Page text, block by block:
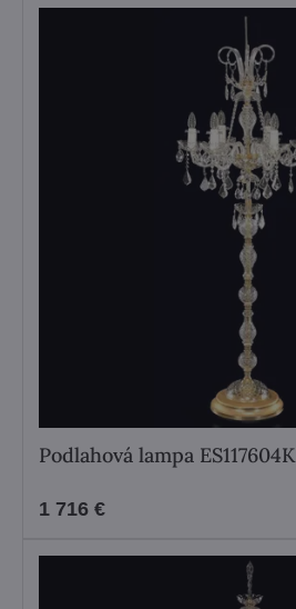
Podlahová lampa ES117604K
1 716 €